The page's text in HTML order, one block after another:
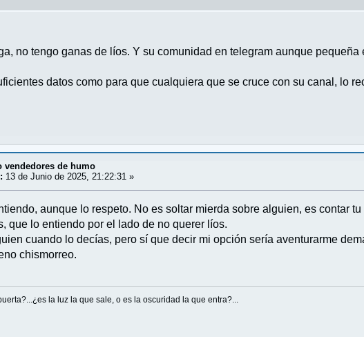
no tengo ganas de líos. Y su comunidad en telegram aunque pequeña
datos como para que cualquiera que se cruce con su canal, lo
vendedores de humo
13 de Junio de 2025, 21:22:31 »
aunque lo respeto. No es soltar mierda sobre alguien, es contar
que lo entiendo por el lado de no querer líos.
cuando lo decías, pero sí que decir mi opción sería aventurarme
chismorreo.
la luz la que sale, o es la oscuridad la que entra?...